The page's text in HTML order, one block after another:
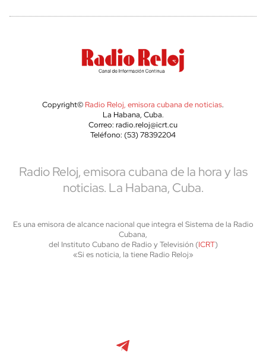
Copyright© Radio Reloj, emisora cubana de noticias.
La Habana, Cuba.
Correo: radio.reloj@icrt.cu
Teléfono: (53) 78392204
Radio Reloj, emisora cubana de la hora y las
noticias. La Habana, Cuba.
Es una emisora de alcance nacional que integra el Sistema de la Radio
Cubana,
del Instituto Cubano de Radio y Televisión (ICRT)
«Si es noticia, la tiene Radio Reloj»